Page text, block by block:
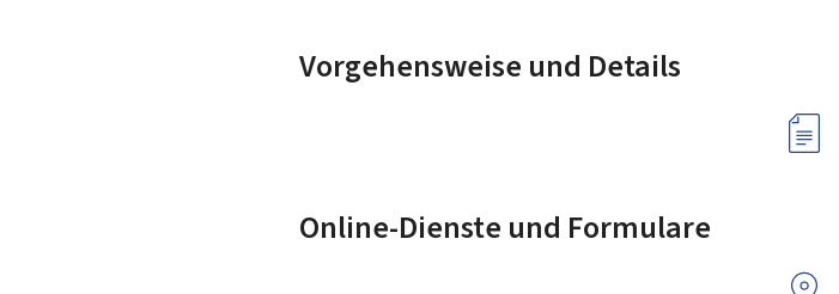
Vorgehensweise und Details
Online-Dienste und Formulare